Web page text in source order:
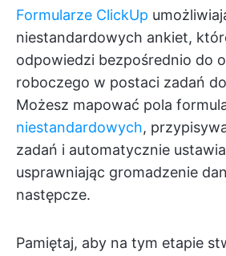
Formularze ClickUp
niestandardowych ankiet,
odpowiedzi bezpośrednio do
roboczego w postaci zadań
Możesz mapować pola
niestandardowych,
zadań i automatycznie
usprawniając gromadzenie
następcze.
Pamiętaj, aby na tym etapie